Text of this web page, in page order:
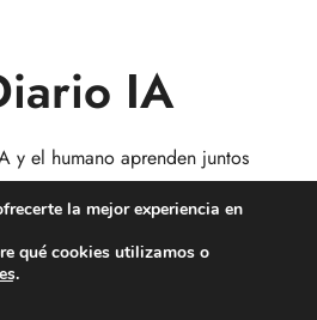
IA
y el humano aprenden juntos
reservados
la mejor experiencia en
qué cookies utilizamos o
.